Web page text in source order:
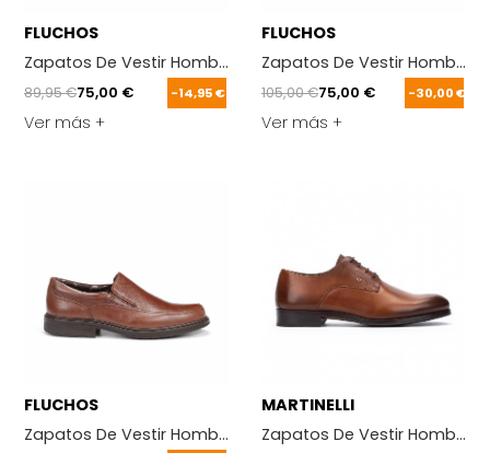
FLUCHOS
Zapatos De Vestir Hombre Fluchos Clipper 9579 Cuero
89,95 €75,00 € -14,95 €
Ver más +
FLUCHOS
Zapatos De Vestir Hombre
105,00 €75,00 € -30,00 €
Ver más +
FLUCHOS
Zapatos De Vestir Hombre Fluchos Clipper 9578 Cuero
MARTINELLI
Zapatos De Vestir Hombre